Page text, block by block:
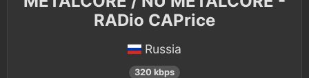
RADio CAPrice
Russia
320 kbps